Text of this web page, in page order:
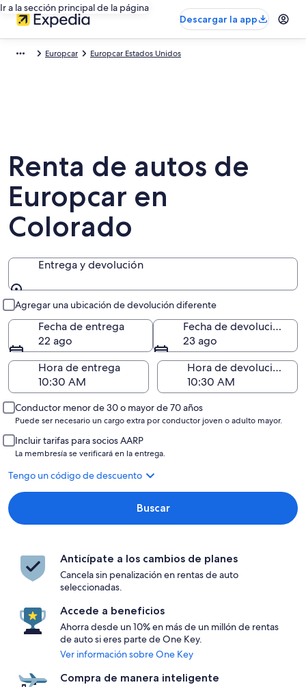
Ir a la sección principal de la página
Descargar la app
Europcar Europcar Estados Unidos
Renta de autos de
Europcar en
Colorado
Entrega y devolución
Agregar una ubicación de devolución diferente
Fecha de entrega
22 ago
Fecha de devolución
23 ago
Hora de entrega
Hora de devolución
Conductor menor de 30 o mayor de 70 años
Puede ser necesario un cargo extra por conductor joven o adulto mayor.
Incluir tarifas para socios AARP
La membresía se verificará en la entrega.
Tengo un código de descuento
Buscar
Anticípate a los cambios de planes
Cancela sin penalización en rentas de auto
seleccionadas.
Accede a beneficios
Ahorra desde un 10% en más de un millón de rentas
de auto si eres parte de One Key.
Ver información sobre One Key
Compra de manera inteligente